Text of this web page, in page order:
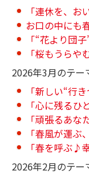
「連休を、お
お口の中にも
「“花より団
「桜もうらや
2026年3月のテー
「新しい“行
「心に残るひ
「頑張るあな
「春風が運ぶ
「春を呼ぶ♪
2026年2月のテー